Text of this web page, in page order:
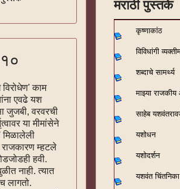
१०
काम
एवढे यश
जुजबी, वरवरची
या मीमांसेने
मिळालेली
राजकारण म्हटले
हवी.
नाही. त्यात
लागतो.
मराठी पुस्तके
कृष्णाकांठ
विविधांगी
शब्दाचे सामर्थ्य
माझ्या
साहेब
यशोधन
यशोदर्शन
यशवंत चिंतनिका